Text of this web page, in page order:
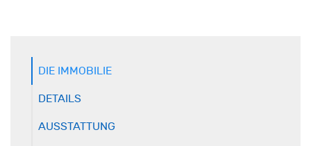
DIE IMMOBILIE
DETAILS
AUSSTATTUNG